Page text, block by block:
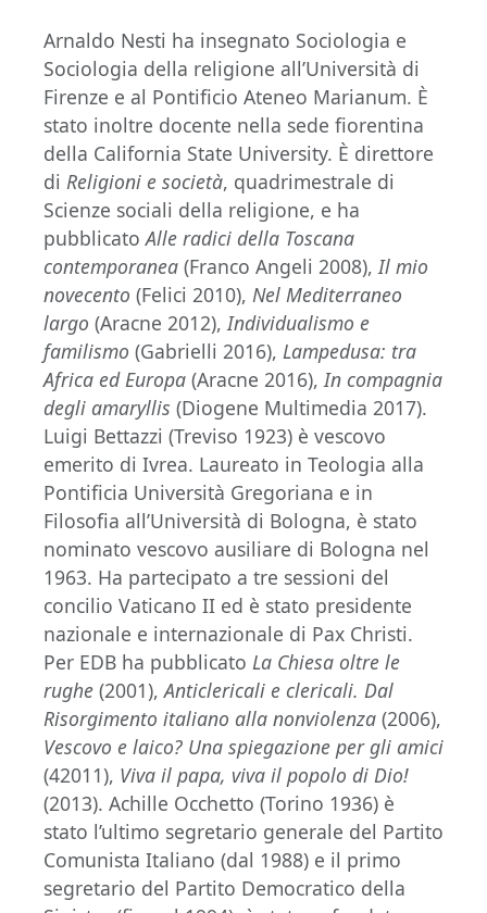
Arnaldo Nesti ha insegnato Sociologia e
Sociologia della religione all’Università di
Firenze e al Pontificio Ateneo Marianum. È
stato inoltre docente nella sede fiorentina
della California State University. È direttore
di Religioni e società, quadrimestrale di
Scienze sociali della religione, e ha
pubblicatoAlle radici della Toscana
contemporanea (Franco Angeli 2008),Il mio
novecento (Felici 2010), Nel Mediterraneo
largo (Aracne 2012),Individualismo e
familismo (Gabrielli 2016), Lampedusa: tra
Africa ed Europa (Aracne 2016),In compagnia
degli amaryllis (Diogene Multimedia 2017).
Luigi Bettazzi (Treviso 1923) è vescovo
emerito di Ivrea. Laureato in Teologia alla
Pontificia Università Gregoriana e in
Filosofia all’Università di Bologna, è stato
nominato vescovo ausiliare di Bologna nel
1963. Ha partecipato a tre sessioni del
concilio Vaticano II ed è stato presidente
nazionale e internazionale di Pax Christi.
Per EDB ha pubblicato La Chiesa oltre le
rughe (2001),Anticlericali e clericali. Dal
Risorgimento italiano alla nonviolenza (2006),
Vescovo e laico? Una spiegazione per gli amici
(42011), Viva il papa, viva il popolo di Dio!
(2013). Achille Occhetto (Torino 1936) è
stato l’ultimo segretario generale del Partito
Comunista Italiano (dal 1988) e il primo
segretario del Partito Democratico della